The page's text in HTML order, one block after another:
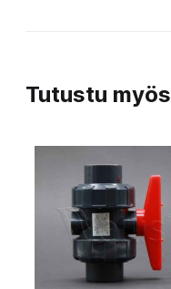
Tutustu myös